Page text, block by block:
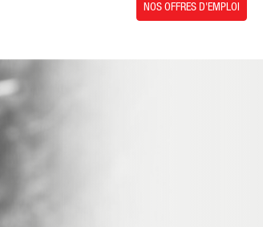
NOS OFFRES D'EMPLOI